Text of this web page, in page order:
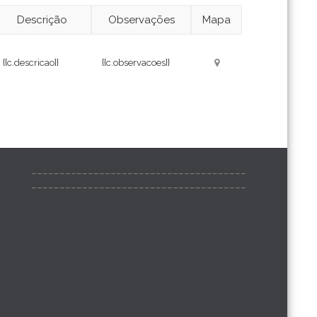
Descrição Observações
Mapa
{{c.descricao}} {{c.observacoes}}